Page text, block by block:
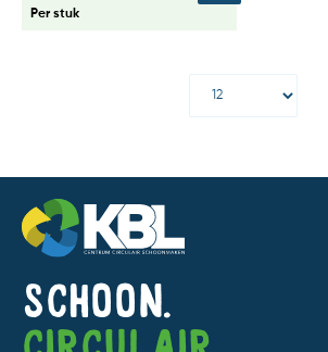
Per stuk
Schoon.